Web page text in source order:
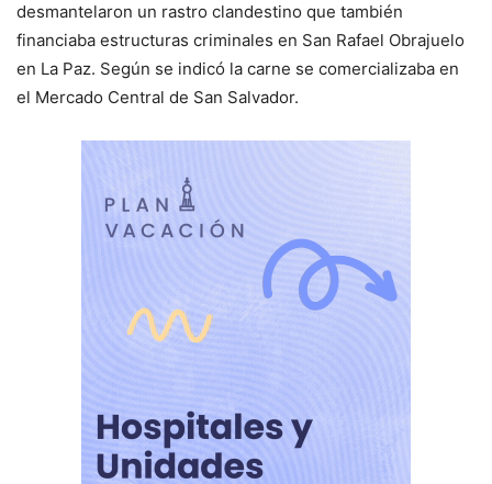
desmantelaron un rastro clandestino que también
financiaba estructuras criminales en San Rafael Obrajuelo
en La Paz. Según se indicó la carne se comercializaba en
el Mercado Central de San Salvador.